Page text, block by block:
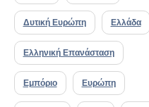
Δυτική Ευρώπη Ελλάδα
Ελληνική Επανάσταση
Εμπόριο Ευρώπη